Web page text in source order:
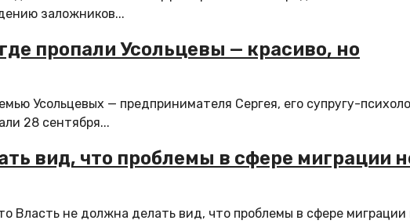
заложников...
пропали Усольцевы — красиво, но
Усольцевых — предпринимателя Сергея, его супругу-
28 сентября...
вид, что проблемы в сфере миграции
Власть не должна делать вид, что проблемы в сфере миграции